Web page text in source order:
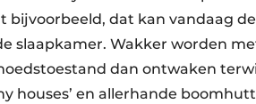
bijvoorbeeld, dat kan vandaag
slaapkamer. Wakker worden
dan ontwaken
houses’ en allerhande